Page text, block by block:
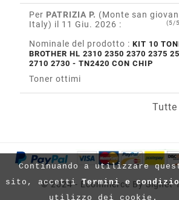
Continuando a utilizzare
sito, accettiTermini e
utilizzo dei cookie.
Per PATRIZIA P. (Monte san
Italy) il 11 Giu. 2026 : (5/
Nominale del prodotto : KIT 10
BROTHER HL 2310 2350 2370 2375
2710 2730 - TN2420 CON CHIP
Toner ottimi
© 2024 - Ecommerce By Signet